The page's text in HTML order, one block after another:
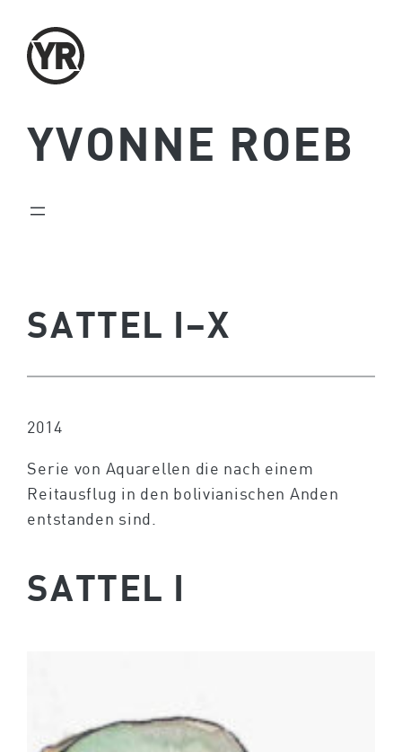
Inhalt
springen
YVONNE ROEB
SATTEL I–X
2014
Serie von Aquarellen die nach einem
Reitausflug in den bolivianischen Anden
entstanden sind.
SATTEL I